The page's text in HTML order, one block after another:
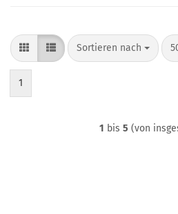
Sortieren nach
Sortieren nach
1
1 bis 5 (von